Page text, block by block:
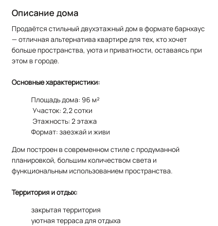
Описание дома
Продаётся стильный двухэтажный дом в формате барнхаус
— отличная альтернатива квартире для тех, кто хочет
больше пространства, уюта и приватности, оставаясь при
этом в городе.
Основные характеристики:
Площадь дома: 96 м²
Участок: 2,2 сотки
Этажность: 2 этажа
Формат: заезжай и живи
Дом построен в современном стиле с продуманной
планировкой, большим количеством света и
функциональным использованием пространства.
Территория и отдых:
закрытая территория
уютная терраса для отдыха